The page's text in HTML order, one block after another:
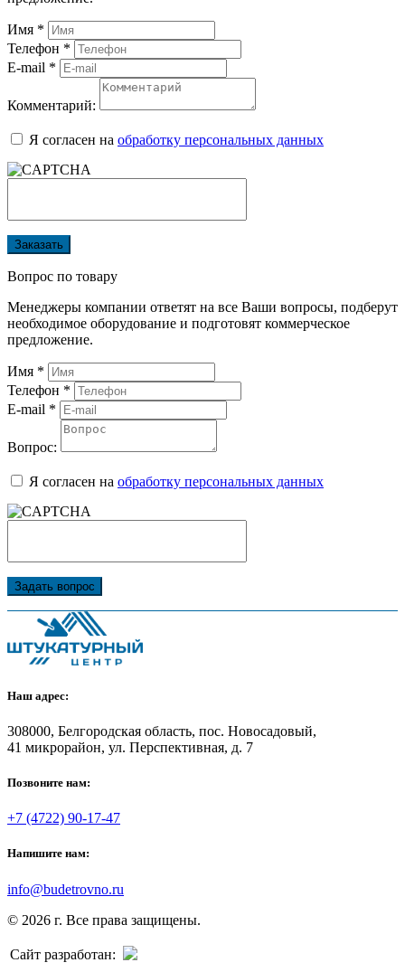
Имя *
Телефон *
E-mail *
Комментарий:
Я согласен на обработку персональных данных
Заказать
Вопрос по товару
Менеджеры компании ответят на все Ваши вопросы, подберут
необходимое оборудование и подготовят коммерческое
предложение.
Имя *
Телефон *
E-mail *
Вопрос:
Я согласен на обработку персональных данных
Задать вопрос
Наш адрес:
308000, Белгородская область, пос. Новосадовый,
41 микрорайон, ул. Перспективная, д. 7
Позвоните нам:
+7 (4722) 90-17-47
Напишите нам:
info@budetrovno.ru
© 2026 г. Все права защищены.
Сайт разработан: